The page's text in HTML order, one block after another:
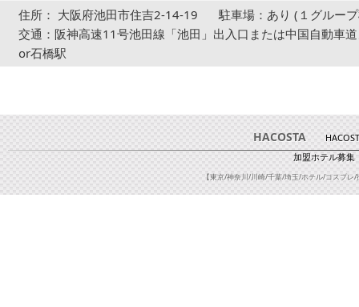
住所： 大阪府池田市住吉2-14-19
駐車場：あり (１グルー
交通：阪神高速11号池田線「池田」出入口または中国自動車
or石橋駅
HACOSTA
加盟ホテル募集
【東京/神奈川/川崎/千葉/埼玉/ホテル/コスプ